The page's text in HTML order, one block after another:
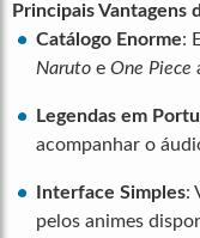
Principais Vantagens
Catálogo Enorme:
Naruto e One Piece
Legendas em
acompanhar o
Interface Simples:
pelos animes